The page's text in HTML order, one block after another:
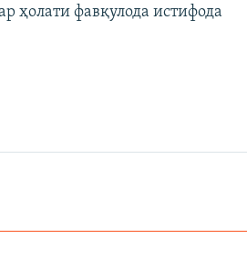
ҳолати фавқулода истифода